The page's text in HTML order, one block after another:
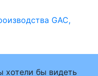
GAC,
хотели бы видеть